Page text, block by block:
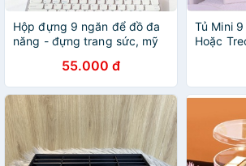
Hộp đựng 9 ngăn để đồ đa
năng - đựng trang sức, mỹ
sticker kèm theo nhé
55.000 đ
Tủ Mini
Hoặc
Nhựa 9
Để Đồ